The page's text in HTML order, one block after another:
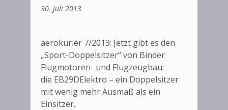
ausgeliefert
30. Juli 2013
aerokurier 7/2013: Jetzt gibt es den
„Sport-Doppelsitzer“ von Binder
Flugmotoren- und Flugzeugbau:
die EB29DElektro – ein Doppelsitzer
mit wenig mehr Ausmaß als ein
Einsitzer.